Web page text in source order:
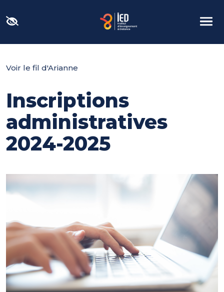
Voir le fil d'Arianne
Inscriptions
administratives
2024-2025